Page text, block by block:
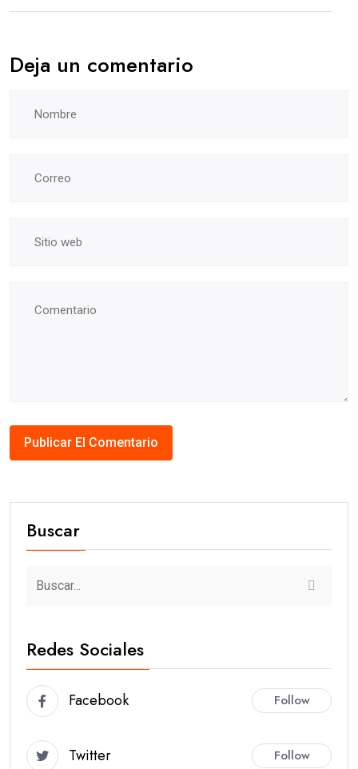
Deja un comentario
Buscar
Redes Sociales
Facebook Follow
Twitter Follow